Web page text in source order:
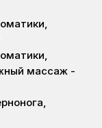
массаж -